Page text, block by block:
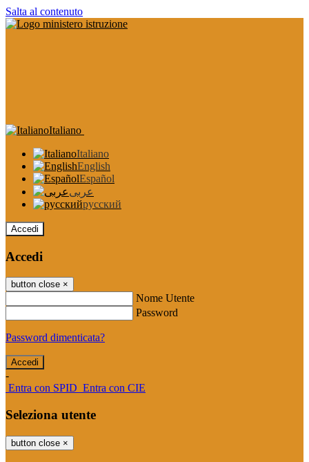
Salta al contenuto
Italiano
Italiano
English
Español
عربى
русский
Accedi
Accedi
button close ×
Nome Utente
Password
Password dimenticata?
-
Entra con SPID Entra con CIE
Seleziona utente
button close ×